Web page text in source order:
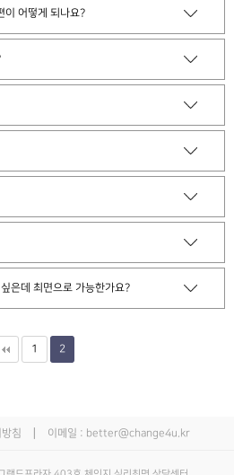
이 어떻게 되나요?
은데 최면으로 가능한가요?
1 2
침 이메일 : better@change4u.kr